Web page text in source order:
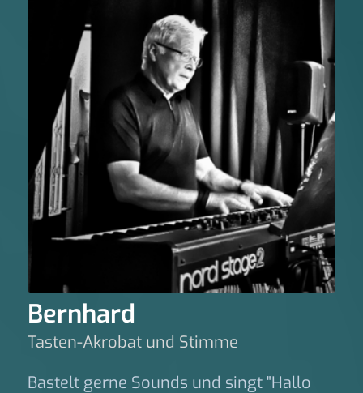
Bernhard
Tasten-Akrobat und Stimme
Bastelt gerne Sounds und singt "Hallo